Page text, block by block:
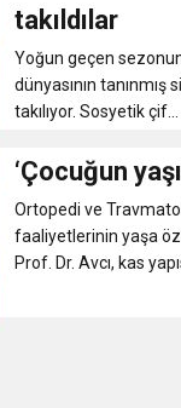
takıldılar
Yoğun geçen
dünyasının
takılıyor. Sosyetik çif...
‘Çocuğun
Ortopedi ve
faaliyetlerinin yaşa
Prof. Dr. Avcı, kas